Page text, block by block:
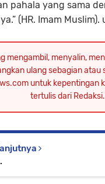
pahala yang sama
(HR. Imam
mengambil, menyalin,
ulang sebagian atau
untuk kepentingan
tertulis dari Redaksi.